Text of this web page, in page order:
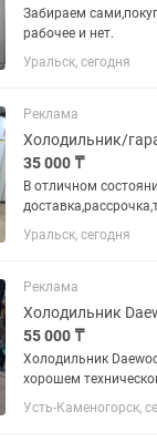
Забираем
рабочее и нет.
Уральск, сегодня
Реклама
35 000 ₸
В отличном
вашего,помогу
Звоните или пишите
чистые,обслуженных
вымыто на...
Уральск, сегодня
Реклама
55 000 ₸
Холодильник
хорошем
Гарантией Два
подъезда бесплатно.
Усть-Каменогорск,